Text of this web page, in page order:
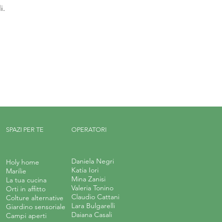
SPAZI PER TE OPERATORI
Holy home
Marilie
La tua cucina
Orti in affitto
Colture alternative
Giardino sensoriale
Campi aperti
Daniela Negri
Katia Iori
Mina Zanisi
Valeria Tonino
Claudio Cattani
Lara Bulgarelli
Daiana Casali